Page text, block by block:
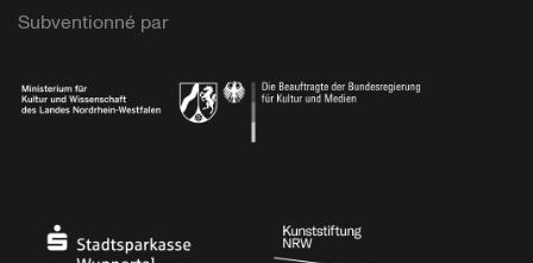
Subventionné par